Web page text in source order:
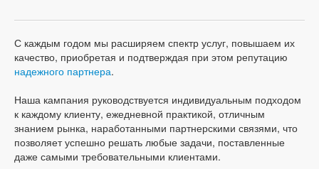
С каждым годом мы расширяем спектр услуг, повышаем их
качество, приобретая и подтверждая при этом репутацию
надежного партнера.
Наша кампания руководствуется индивидуальным подходом
к каждому клиенту, ежедневной практикой, отличным
знанием рынка, наработанными партнерскими связями, что
позволяет успешно решать любые задачи, поставленные
даже самыми требовательными клиентами.